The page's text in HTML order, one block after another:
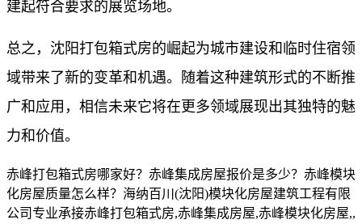
建起符合要求的展览场地。
总之，沈阳打包箱式房的崛起为城市建设和临时住宿领
域带来了新的变革和机遇。随着这种建筑形式的不断推
广和应用，相信未来它将在更多领域展现出其独特的魅
力和价值。
赤峰打包箱式房哪家好？赤峰集成房屋报价是多少？赤峰模块
化房屋质量怎么样？海纳百川(沈阳)模块化房屋建筑工程有限
公司专业承接赤峰打包箱式房,赤峰集成房屋,赤峰模块化房屋,,